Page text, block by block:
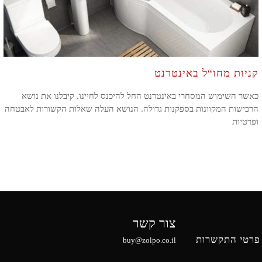
קניות מחו“ל באינטרנט
כאשר השימוש המסחרי באינטרנט החל להיכנס לחיינו. קיבלנו את נושא
הרכישות המקוונות בספקנות גדולה. הנושא העלה שאלות הקשורות לאבטחה
ופרטיות
פרטי התקשרות
צור קשר
buy@zolpo.co.il